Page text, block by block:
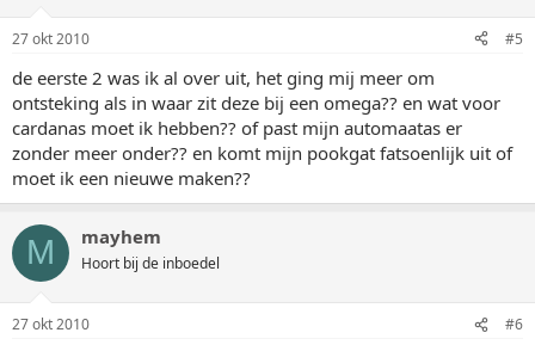
27 okt 2010 #5
de eerste 2 was ik al over uit, het ging mij meer om
ontsteking als in waar zit deze bij een omega?? en wat voor
cardanas moet ik hebben?? of past mijn automaatas er
zonder meer onder?? en komt mijn pookgat fatsoenlijk uit of
moet ik een nieuwe maken??
M mayhem
Hoort bij de inboedel
27 okt 2010 #6